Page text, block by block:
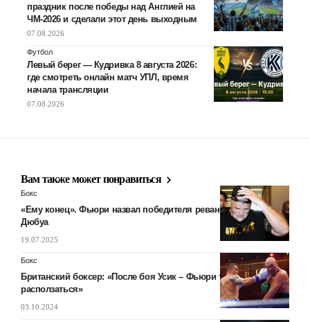
праздник после победы над Англией на
ЧМ-2026 и сделали этот день выходным
07.08.2026
Футбол
Левый берег — Кудривка 8 августа 2026:
где смотреть онлайн матч УПЛ, время
начала трансляции
07.08.2026
Вам также может понравиться
Бокс
«Ему конец». Фьюри назвал победителя реванша Усик –
Дюбуа
19.07.2025
Бокс
Британский боксер: «После боя Усик – Фьюри титулы начнут
расползаться»
03.10.2024